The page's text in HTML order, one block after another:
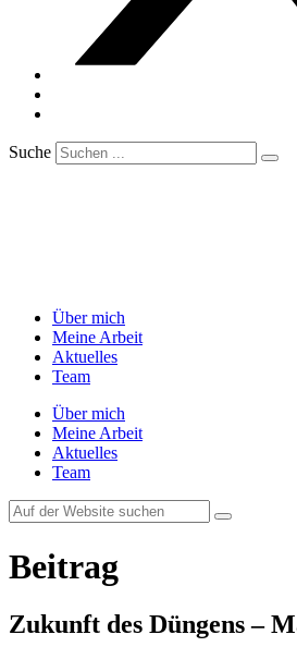
Suche
Über mich
Meine Arbeit
Aktuelles
Team
Über mich
Meine Arbeit
Aktuelles
Team
Beitrag
Zukunft des Düngens –